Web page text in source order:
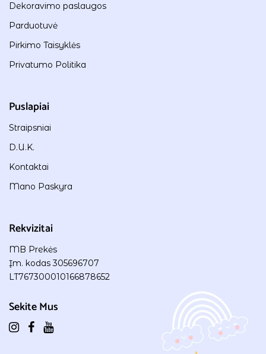
Dekoravimo paslaugos
Parduotuvė
Pirkimo Taisyklės
Privatumo Politika
Puslapiai
Straipsniai
D.U.K.
Kontaktai
Mano Paskyra
Rekvizitai
MB Prekės
Įm. kodas 305696707
LT767300010166878652
Sekite Mus